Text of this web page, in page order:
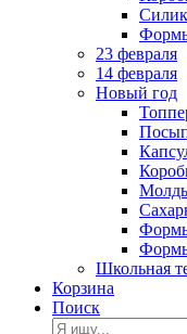
23 февраля
14 февраля
Новый год
Школьная
Корзина
Поиск